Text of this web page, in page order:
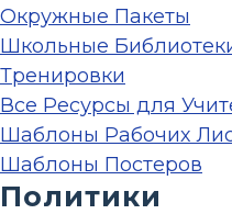
Окружные Пакеты
Школьные
Тренировки
Все Ресурсы для
Шаблоны Рабочих
Шаблоны Постеров
Политики